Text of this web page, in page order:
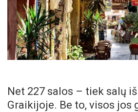
Net 227 salos – tiek salų
Graikijoje. Be to, visos jos